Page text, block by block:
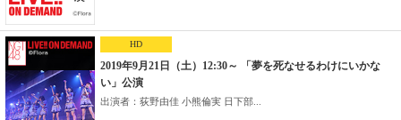
HD
2019年9月21日（土）12:30～ 「夢を死なせるわけにいかな
い」公演
出演者：荻野由佳 小熊倫実 日下部...